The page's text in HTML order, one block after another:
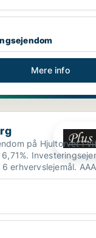
Mere info
på Hjultorvet i
centrum -